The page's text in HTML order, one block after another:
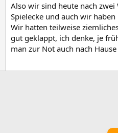
Also wir sind heute nach
Spielecke und auch wir
Wir hatten teilweise
gut geklappt, ich denke, je
man zur Not auch nach